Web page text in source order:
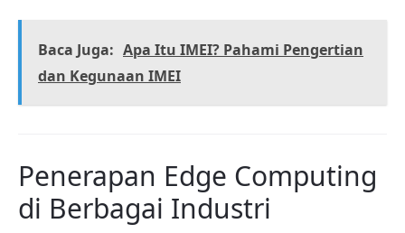
Baca Juga: Apa Itu IMEI? Pahami Pengertian
dan Kegunaan IMEI
Penerapan Edge Computing
di Berbagai Industri